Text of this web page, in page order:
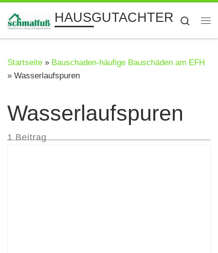
Zum Inhalt springenHAUSGUTACHTER
Search
Startseite » Bauschaden-häufige Bauschäden am EFH
» Wasserlaufspuren
Wasserlaufspuren
1 Beitrag